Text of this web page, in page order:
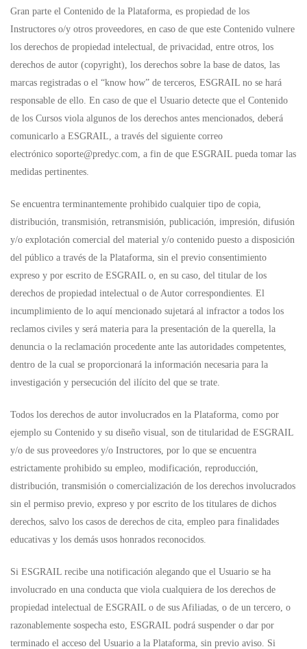
Gran parte el Contenido de la Plataforma, es propiedad de los
Instructores o/y otros proveedores, en caso de que este Contenido vulnere
los derechos de propiedad intelectual, de privacidad, entre otros, los
derechos de autor (copyright), los derechos sobre la base de datos, las
marcas registradas o el “know how” de terceros, ESGRAIL no se hará
responsable de ello. En caso de que el Usuario detecte que el Contenido
de los Cursos viola algunos de los derechos antes mencionados, deberá
comunicarlo a ESGRAIL, a través del siguiente correo
electrónico soporte@predyc.com, a fin de que ESGRAIL pueda tomar las
medidas pertinentes.
Se encuentra terminantemente prohibido cualquier tipo de copia,
distribución, transmisión, retransmisión, publicación, impresión, difusión
y/o explotación comercial del material y/o contenido puesto a disposición
del público a través de la Plataforma, sin el previo consentimiento
expreso y por escrito de ESGRAIL o, en su caso, del titular de los
derechos de propiedad intelectual o de Autor correspondientes. El
incumplimiento de lo aquí mencionado sujetará al infractor a todos los
reclamos civiles y será materia para la presentación de la querella, la
denuncia o la reclamación procedente ante las autoridades competentes,
dentro de la cual se proporcionará la información necesaria para la
investigación y persecución del ilícito del que se trate.
Todos los derechos de autor involucrados en la Plataforma, como por
ejemplo su Contenido y su diseño visual, son de titularidad de ESGRAIL
y/o de sus proveedores y/o Instructores, por lo que se encuentra
estrictamente prohibido su empleo, modificación, reproducción,
distribución, transmisión o comercialización de los derechos involucrados
sin el permiso previo, expreso y por escrito de los titulares de dichos
derechos, salvo los casos de derechos de cita, empleo para finalidades
educativas y los demás usos honrados reconocidos.
Si ESGRAIL recibe una notificación alegando que el Usuario se ha
involucrado en una conducta que viola cualquiera de los derechos de
propiedad intelectual de ESGRAIL o de sus Afiliadas, o de un tercero, o
razonablemente sospecha esto, ESGRAIL podrá suspender o dar por
terminado el acceso del Usuario a la Plataforma, sin previo aviso. Si